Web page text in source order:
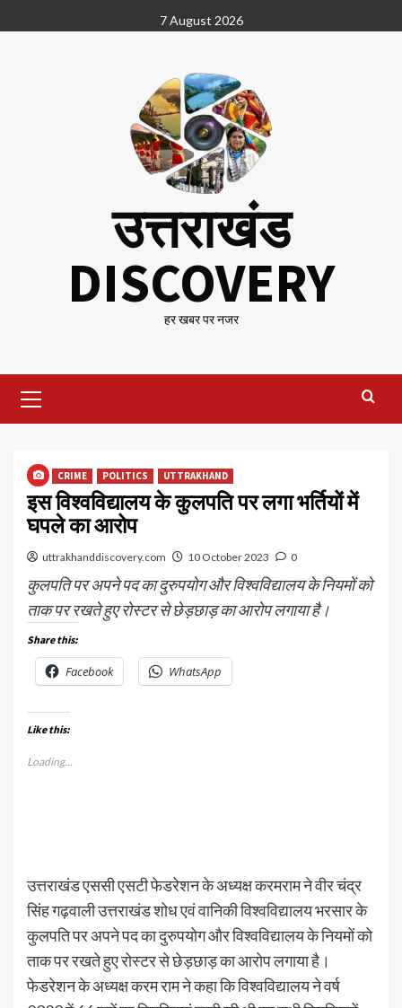
to
7 August 2026
उत्तराखंड
DISCOVERY
हर खबर पर नजर
Menu
CRIME POLITICS UTTRAKHAND
इस विश्वविद्यालय के कुलपति पर लगा भर्तियों में
घपले का आरोप
uttrakhanddiscovery.com 10 October 2023 0
कुलपति पर अपने पद का दुरुपयोग और विश्वविद्यालय के नियमों को
ताक पर रखते हुए रोस्टर से छेड़छाड़ का आरोप लगाया है।
Share this:
Facebook WhatsApp
Like this:
Loading...
उत्तराखंड एससी एसटी फेडरेशन के अध्यक्ष करमराम ने वीर चंद्र
सिंह गढ़वाली उत्तराखंड शोध एवं वानिकी विश्वविद्यालय भरसार के
कुलपति पर अपने पद का दुरुपयोग और विश्वविद्यालय के नियमों को
ताक पर रखते हुए रोस्टर से छेड़छाड़ का आरोप लगाया है।
फेडरेशन के अध्यक्ष करम राम ने कहा कि विश्वविद्यालय ने वर्ष